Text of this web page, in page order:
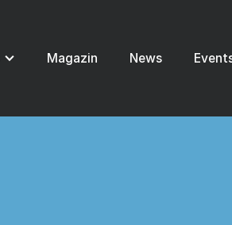
Magazin News